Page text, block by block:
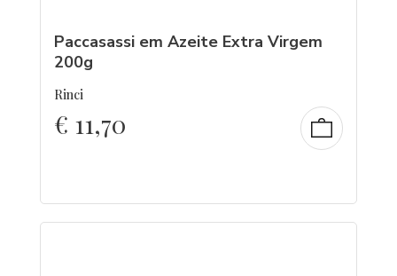
Paccasassi em Azeite Extra Virgem
200g
Rinci
€ 11,70